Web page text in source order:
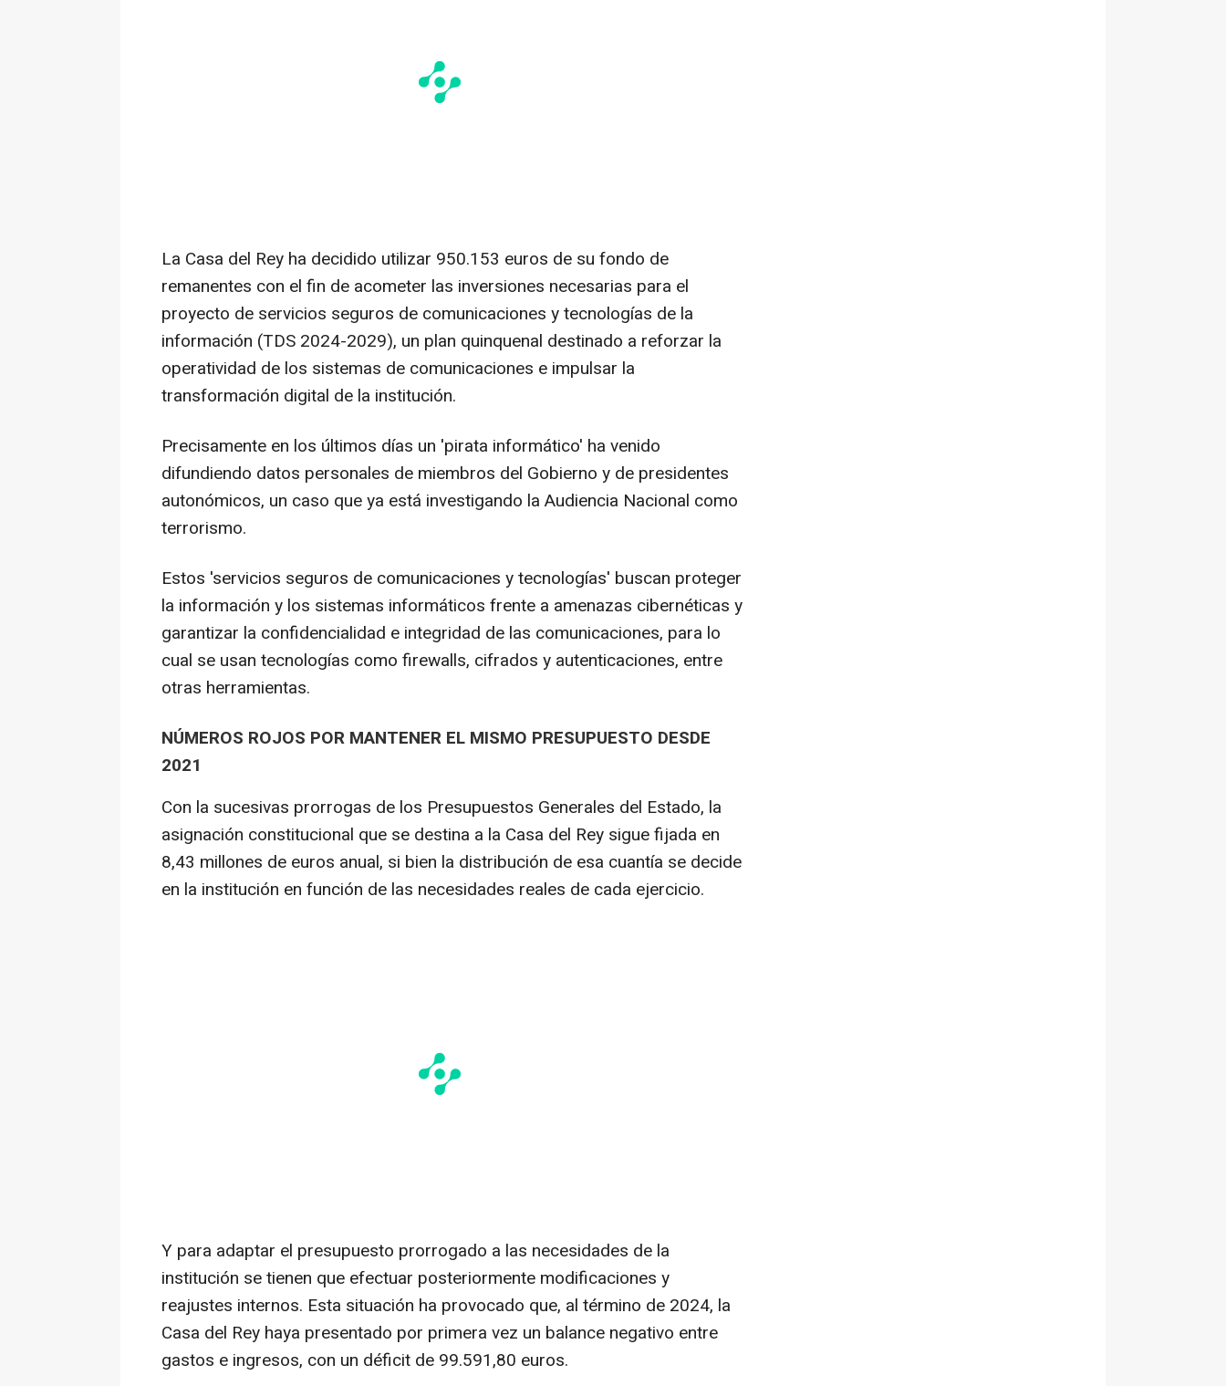
La Casa del Rey ha decidido utilizar 950.153 euros de su fondo de
remanentes con el fin de acometer las inversiones necesarias para el
proyecto de servicios seguros de comunicaciones y tecnologías de la
información (TDS 2024-2029), un plan quinquenal destinado a reforzar la
operatividad de los sistemas de comunicaciones e impulsar la
transformación digital de la institución.
Precisamente en los últimos días un 'pirata informático' ha venido
difundiendo datos personales de miembros del Gobierno y de presidentes
autonómicos, un caso que ya está investigando la Audiencia Nacional como
terrorismo.
Estos 'servicios seguros de comunicaciones y tecnologías' buscan proteger
la información y los sistemas informáticos frente a amenazas cibernéticas y
garantizar la confidencialidad e integridad de las comunicaciones, para lo
cual se usan tecnologías como firewalls, cifrados y autenticaciones, entre
otras herramientas.
NÚMEROS ROJOS POR MANTENER EL MISMO PRESUPUESTO DESDE
2021
Con la sucesivas prorrogas de los Presupuestos Generales del Estado, la
asignación constitucional que se destina a la Casa del Rey sigue fijada en
8,43 millones de euros anual, si bien la distribución de esa cuantía se decide
en la institución en función de las necesidades reales de cada ejercicio.
Y para adaptar el presupuesto prorrogado a las necesidades de la
institución se tienen que efectuar posteriormente modificaciones y
reajustes internos. Esta situación ha provocado que, al término de 2024, la
Casa del Rey haya presentado por primera vez un balance negativo entre
gastos e ingresos, con un déficit de 99.591,80 euros.